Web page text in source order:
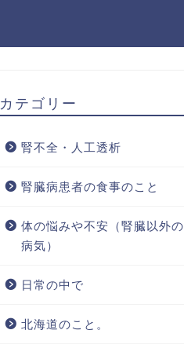
カテゴリー
腎不全・人工透析
腎臓病患者の食事のこと
体の悩みや不安（腎臓以外の
病気）
日常の中で
北海道のこと。